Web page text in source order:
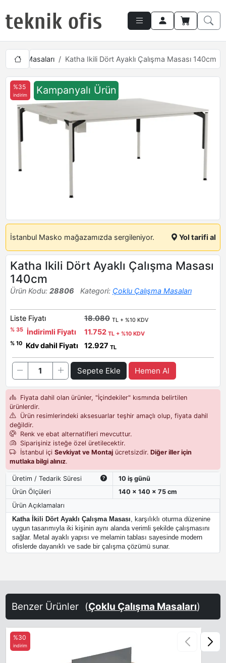
Masaları Katha Ikili Dört Ayaklı Çalışma Masası 140cm
%35
indirim Kampanyalı Ürün
İstanbul Masko mağazamızda sergileniyor. Yol tarifi al
Katha Ikili Dört Ayaklı Çalışma Masası
140cm
Ürün Kodu: 28806 Kategori: Çoklu Çalışma Masaları
Liste Fiyatı 18.080 TL + %10 KDV
% 35
İndirimli Fiyatı 11.752 TL + %10 KDV
% 10
Kdv dahil Fiyatı 12.927 TL
Sepete Ekle Hemen Al
Fiyata dahil olan ürünler, "İçindekiler" kısmında belirtilen
ürünlerdir.
Ürün resimlerindeki aksesuarlar teşhir amaçlı olup, fiyata dahil
değildir.
Renk ve ebat alternatifleri mevcuttur.
Siparişiniz isteğe özel üretilecektir.
İstanbul içi Sevkiyat ve Montajücretsizdir. Diğer iller için
mutlaka bilgi alınız.
Üretim / Tedarik Süresi
10 iş günü
Ürün Ölçüleri
140 x 140 x 75 cm
Ürün Açıklamaları
Katha İkili Dört Ayaklı Çalışma Masası , karşılıklı oturma düzenine
uygun tasarımıyla iki kişinin aynı alanda verimli şekilde çalışmasını
sağlar. Metal ayaklı yapısı ve melamin tablası sayesinde modern
ofislerde dayanıklı ve sade bir çalışma çözümü sunar.
Benzer Ürünler (Çoklu Çalışma Masaları)
%30
indirim